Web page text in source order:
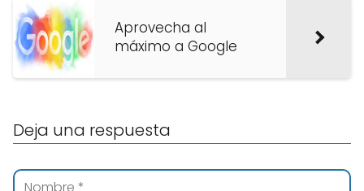
Aprovecha al
máximo a Google
Deja una respuesta